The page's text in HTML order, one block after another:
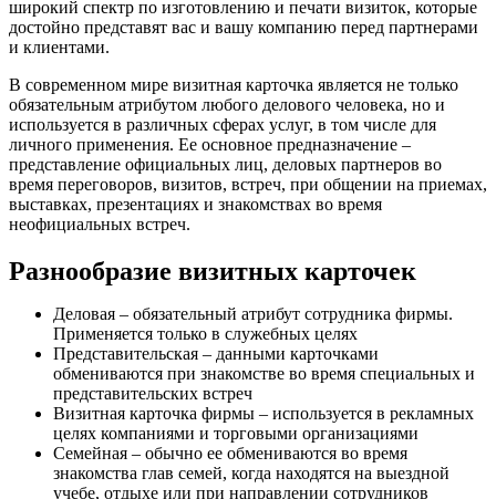
широкий спектр по изготовлению и печати визиток, которые
достойно представят вас и вашу компанию перед партнерами
и клиентами.
В современном мире визитная карточка является не только
обязательным атрибутом любого делового человека, но и
используется в различных сферах услуг, в том числе для
личного применения. Ее основное предназначение –
представление официальных лиц, деловых партнеров во
время переговоров, визитов, встреч, при общении на приемах,
выставках, презентациях и знакомствах во время
неофициальных встреч.
Разнообразие визитных карточек
Деловая – обязательный атрибут сотрудника фирмы.
Применяется только в служебных целях
Представительская – данными карточками
обмениваются при знакомстве во время специальных и
представительских встреч
Визитная карточка фирмы – используется в рекламных
целях компаниями и торговыми организациями
Семейная – обычно ее обмениваются во время
знакомства глав семей, когда находятся на выездной
учебе, отдыхе или при направлении сотрудников